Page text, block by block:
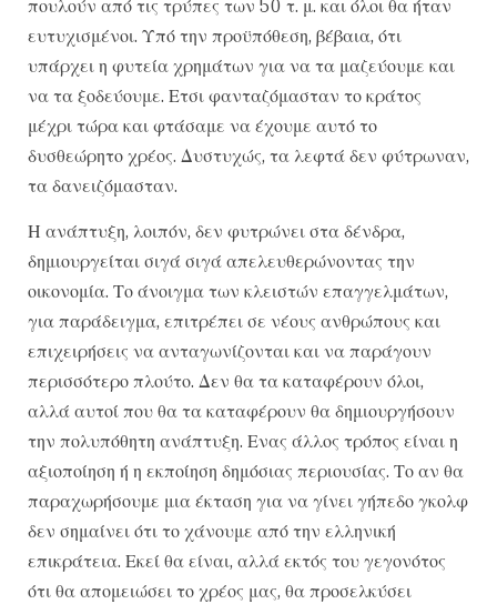
πουλούν από τις τρύπες των 50 τ. μ. και όλοι θα ήταν
ευτυχισμένοι. Υπό την προϋπόθεση, βέβαια, ότι
υπάρχει η φυτεία χρημάτων για να τα μαζεύουμε και
να τα ξοδεύουμε. Ετσι φανταζόμασταν το κράτος
μέχρι τώρα και φτάσαμε να έχουμε αυτό το
δυσθεώρητο χρέος. Δυστυχώς, τα λεφτά δεν φύτρωναν,
τα δανειζόμασταν.
Η ανάπτυξη, λοιπόν, δεν φυτρώνει στα δένδρα,
δημιουργείται σιγά σιγά απελευθερώνοντας την
οικονομία. Το άνοιγμα των κλειστών επαγγελμάτων,
για παράδειγμα, επιτρέπει σε νέους ανθρώπους και
επιχειρήσεις να ανταγωνίζονται και να παράγουν
περισσότερο πλούτο. Δεν θα τα καταφέρουν όλοι,
αλλά αυτοί που θα τα καταφέρουν θα δημιουργήσουν
την πολυπόθητη ανάπτυξη. Ενας άλλος τρόπος είναι η
αξιοποίηση ή η εκποίηση δημόσιας περιουσίας. Το αν θα
παραχωρήσουμε μια έκταση για να γίνει γήπεδο γκολφ
δεν σημαίνει ότι το χάνουμε από την ελληνική
επικράτεια. Εκεί θα είναι, αλλά εκτός του γεγονότος
ότι θα απομειώσει το χρέος μας, θα προσελκύσει